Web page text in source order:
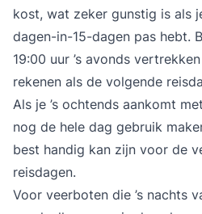
kost, wat zeker gunstig is als
dagen-in-15-dagen pas hebt.
19:00 uur ’s avonds
rekenen als de volgende
Als je ’s ochtends aankomt
nog de hele dag gebruik
best handig kan zijn voor de
reisdagen.
Voor veerboten die ’s nachts